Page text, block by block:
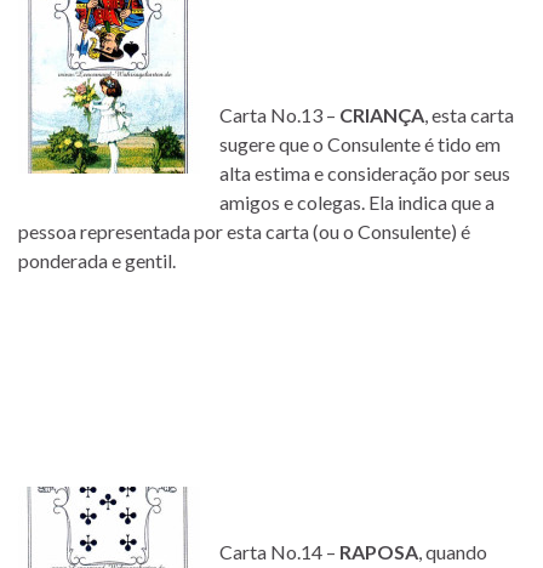
Carta No.13 – CRIANÇA, esta carta
sugere que o Consulente é tido em
alta estima e consideração por seus
amigos e colegas. Ela indica que a
pessoa representada por esta carta (ou o Consulente) é
ponderada e gentil.
Carta No.14 – RAPOSA, quando